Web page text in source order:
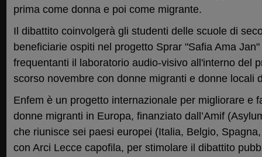
prima come donna e poi come migrante.
Il dibattito coinvolgerà gli studenti delle scuole di
beneficiarie ospiti nel progetto Sprar "Safia Ama
frequentanti il laboratorio audio-visivo all'interno del
scorso novembre con donne migranti e donne locali
Enfem è un progetto internazionale per migliorare e
donne migranti in Europa, finanziato dall’Amif
che riunisce sei paesi europei (Italia, Belgio,
con Arci Lecce capofila, per stimolare il dibattito